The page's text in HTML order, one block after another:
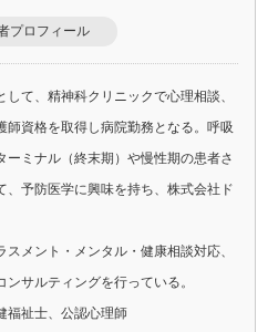
プロフィール
て、精神科クリニックで心理相談、
師資格を取得し病院勤務となる。呼吸
ーミナル（終末期）や慢性期の患者さ
、予防医学に興味を持ち、株式会社ド
メント・メンタル・健康相談対応、
サルティングを行っている。
福祉士、公認心理師